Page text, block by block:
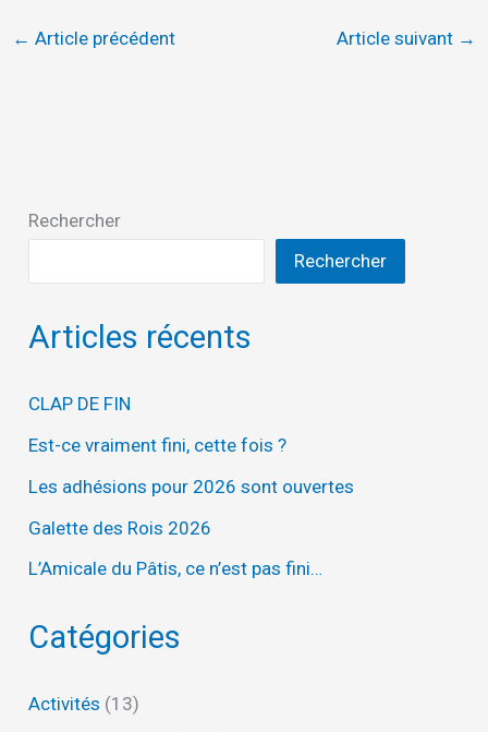
← Article précédent Article suivant →
Rechercher
Rechercher
Articles récents
CLAP DE FIN
Est-ce vraiment fini, cette fois ?
Les adhésions pour 2026 sont ouvertes
Galette des Rois 2026
L’Amicale du Pâtis, ce n’est pas fini…
Catégories
Activités (13)